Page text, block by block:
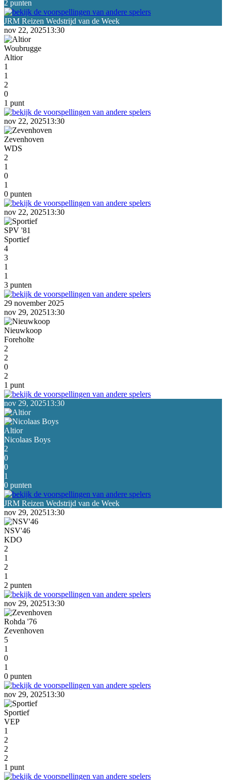
2 punten
nov 22, 202513:30
Woubrugge
Altior
1
1
2
0
1 punt
nov 22, 202513:30
Zevenhoven
WDS
2
1
0
1
0 punten
nov 22, 202513:30
SPV '81
Sportief
4
3
1
1
3 punten
29 november 2025
nov 29, 202513:30
Nieuwkoop
Foreholte
2
2
0
2
1 punt
nov 29, 202513:30
Altior
Nicolaas Boys
2
0
0
1
0 punten
nov 29, 202513:30
NSV'46
KDO
2
1
2
1
2 punten
nov 29, 202513:30
Rohda '76
Zevenhoven
5
1
0
1
0 punten
nov 29, 202513:30
Sportief
VEP
1
2
2
2
1 punt